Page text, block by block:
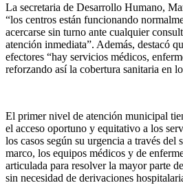
La secretaria de Desarrollo Humano,
“los centros están funcionando
acercarse sin turno ante cualquier
atención inmediata”. Además, destacó
efectores “hay servicios médicos,
reforzando así la cobertura sanitaria en
El primer nivel de atención municipal
el acceso oportuno y equitativo a los
los casos según su urgencia a través del
marco, los equipos médicos y de
articulada para resolver la mayor parte
sin necesidad de derivaciones